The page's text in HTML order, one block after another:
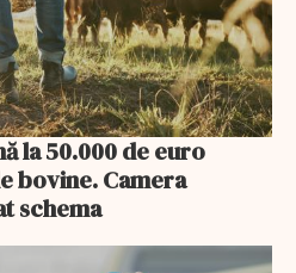
la 50.000 de euro
bovine. Camera
schema